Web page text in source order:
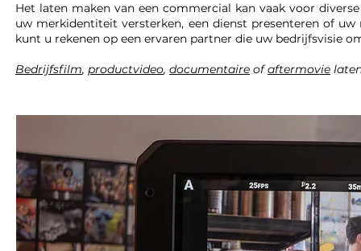
Het laten maken van een commercial kan vaak voor
uw merkidentiteit versterken, een dienst presenteren of
kunt u rekenen op een ervaren partner die uw bedrijfsvisie
Bedrijfsfilm, productvideo, documentaire ofaftermovie